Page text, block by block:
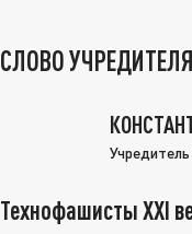
СЛОВО УЧРЕДИТЕЛЯ
Технофашисты XXI